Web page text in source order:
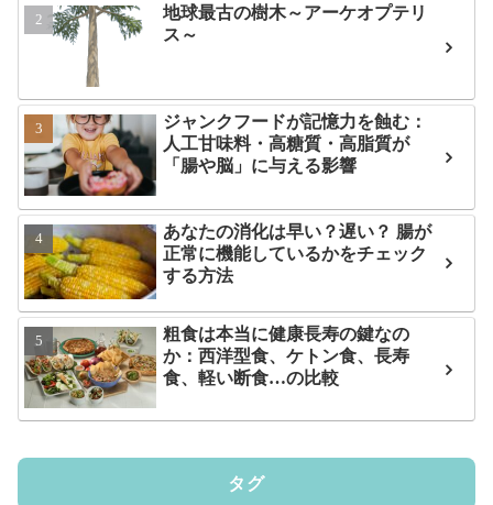
地球最古の樹木～アーケオプテリ
ス～
ジャンクフードが記憶力を蝕む：
人工甘味料・高糖質・高脂質が
「腸や脳」に与える影響
あなたの消化は早い？遅い？ 腸が
正常に機能しているかをチェック
する方法
粗食は本当に健康長寿の鍵なの
か：西洋型食、ケトン食、長寿
食、軽い断食…の比較
タグ